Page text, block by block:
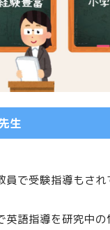
生
員で受験指導もさ
英語指導を研究中